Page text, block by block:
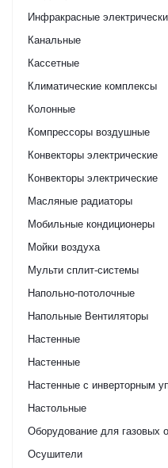
Инфракрасные
Канальные
Кассетные
Климатические комплексы
Колонные
Компрессоры воздушные
Конвекторы электрические
Конвекторы электрические
Масляные радиаторы
Мобильные кондиционеры
Мойки воздуха
Мульти сплит-системы
Напольно-потолочные
Напольные Вентиляторы
Настенные
Настенные
Настенные с инверторным
Настольные
Оборудование для газовых
Осушители